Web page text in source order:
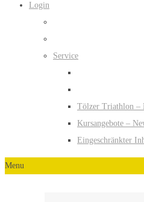
Login
Service
Tölzer Triathlon –
Kursangebote –
Eingeschränkter
Menu